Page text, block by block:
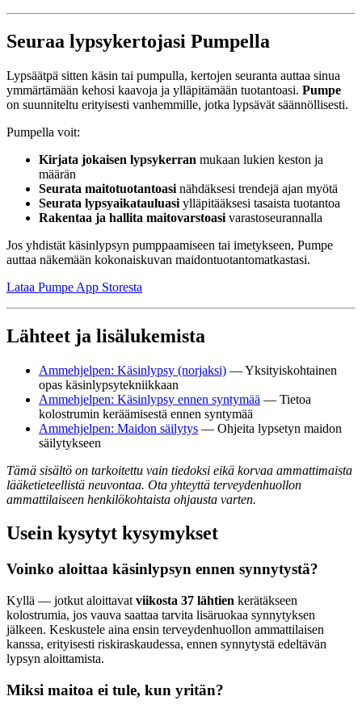
Seuraa lypsykertojasi Pumpella
Lypsäätpä sitten käsin tai pumpulla, kertojen seuranta auttaa sinua
ymmärtämään kehosi kaavoja ja ylläpitämään tuotantoasi. Pumpe
on suunniteltu erityisesti vanhemmille, jotka lypsävät säännöllisesti.
Pumpella voit:
Kirjata jokaisen lypsykerran mukaan lukien keston ja
määrän
Seurata maitotuotantoasi nähdäksesi trendejä ajan myötä
Seurata lypsyaikatauluasi ylläpitääksesi tasaista tuotantoa
Rakentaa ja hallita maitovarstoasi varastoseurannalla
Jos yhdistät käsinlypsyn pumppaamiseen tai imetykseen, Pumpe
auttaa näkemään kokonaiskuvan maidontuotantomatkastasi.
Lataa Pumpe App Storesta
Lähteet ja lisälukemista
Ammehjelpen: Käsinlypsy (norjaksi) — Yksityiskohtainen
opas käsinlypsytekniikkaan
Ammehjelpen: Käsinlypsy ennen syntymää — Tietoa
kolostrumin keräämisestä ennen syntymää
Ammehjelpen: Maidon säilytys — Ohjeita lypsetyn maidon
säilytykseen
Tämä sisältö on tarkoitettu vain tiedoksi eikä korvaa ammattimaista
lääketieteellistä neuvontaa. Ota yhteyttä terveydenhuollon
ammattilaiseen henkilökohtaista ohjausta varten.
Usein kysytyt kysymykset
Voinko aloittaa käsinlypsyn ennen synnytystä?
Kyllä — jotkut aloittavat viikosta 37 lähtien kerätäkseen
kolostrumia, jos vauva saattaa tarvita lisäruokaa synnytyksen
jälkeen. Keskustele aina ensin terveydenhuollon ammattilaisen
kanssa, erityisesti riskiraskaudessa, ennen synnytystä edeltävän
lypsyn aloittamista.
Miksi maitoa ei tule, kun yritän?